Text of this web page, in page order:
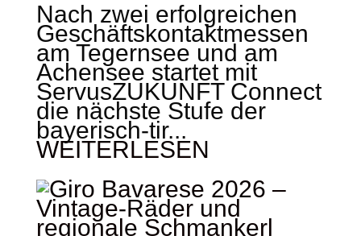
Nach zwei erfolgreichen
Geschäftskontaktmessen
am Tegernsee und am
Achensee startet mit
ServusZUKUNFT Connect
die nächste Stufe der
bayerisch-tir...
WEITERLESEN